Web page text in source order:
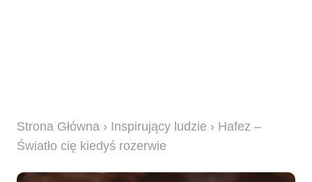
Strona Główna › Inspirujący ludzie › Hafez –
Światło cię kiedyś rozerwie